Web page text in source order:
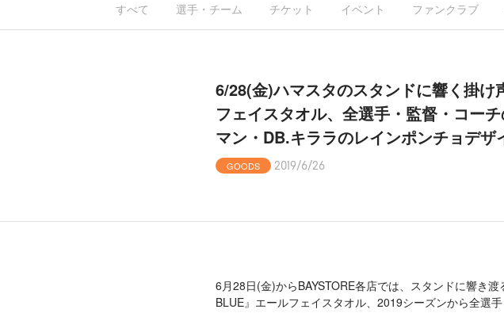
すべて 選手・チーム チケット イベント ファンクラブ
6/28(金)ハマスタのスタンドに響く掛
フェイスタオル、全選手・監督・コー
マン・DB.キララのレインポンチョデザ
GOODS 2019/6/26
6月28日(金)からBAYSTORE各店では、スタンドに響き
BLUE』エールフェイスタオル、2019シーズンから全選